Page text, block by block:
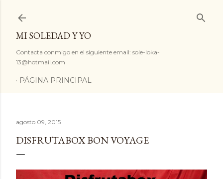
MI SOLEDAD Y YO
Contacta conmigo en el siguiente email: sole-loka-
13@hotmail.com
PÁGINA PRINCIPAL
agosto 09, 2015
DISFRUTABOX BON VOYAGE